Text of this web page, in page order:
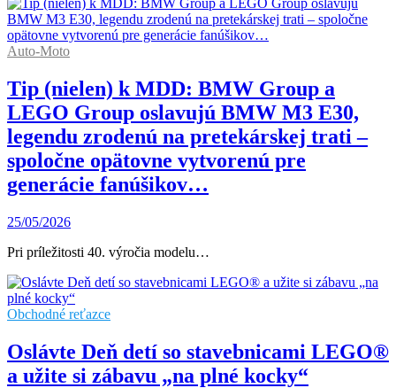
Auto-Moto
Tip (nielen) k MDD: BMW Group a
LEGO Group oslavujú BMW M3 E30,
legendu zrodenú na pretekárskej trati –
spoločne opätovne vytvorenú pre
generácie fanúšikov…
25/05/2026
Pri príležitosti 40. výročia modelu…
Obchodné reťazce
Oslávte Deň detí so stavebnicami LEGO®
a užite si zábavu „na plné kocky“